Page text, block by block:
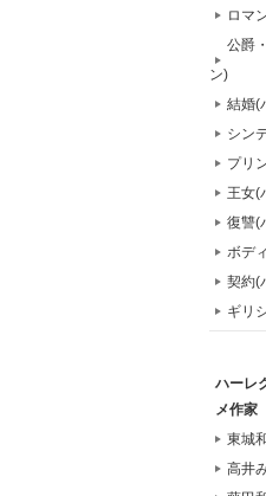
ロマ
公爵
ン)
結婚(
シン
プリ
王女(
復讐(
ボデ
契約(
ギリ
ハーレ
メ作家
東城
高井